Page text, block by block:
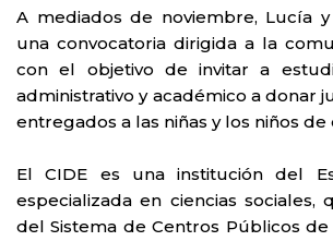
A mediados de noviembre, Lucía
una convocatoria dirigida a la
con el objetivo de invitar a
administrativo y académico a donar
entregados a las niñas y los niños
El CIDE es una institución del
especializada en ciencias sociales,
del Sistema de Centros Públicos